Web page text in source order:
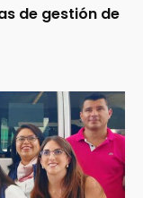
de gestión de